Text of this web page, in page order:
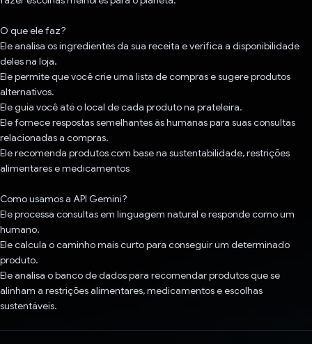
O que ele faz?
Ele analisa os ingredientes da sua receita e verifica a disponibilidade
deles na loja.
Ele permite que você crie uma lista de compras e sugere produtos
alternativos.
Ele guia você até o local de cada produto na prateleira.
Ele fornece respostas semelhantes às humanas para suas consultas
relacionadas a compras.
Ele recomenda produtos com base na sustentabilidade, restrições
alimentares e medicamentos
Como usamos a API Gemini?
Ele processa consultas em linguagem natural e responde como um
humano.
Ele calcula o caminho mais curto para conseguir um determinado
produto.
Ele analisa o banco de dados para recomendar produtos que se
alinham a restrições alimentares, medicamentos e escolhas
sustentáveis.